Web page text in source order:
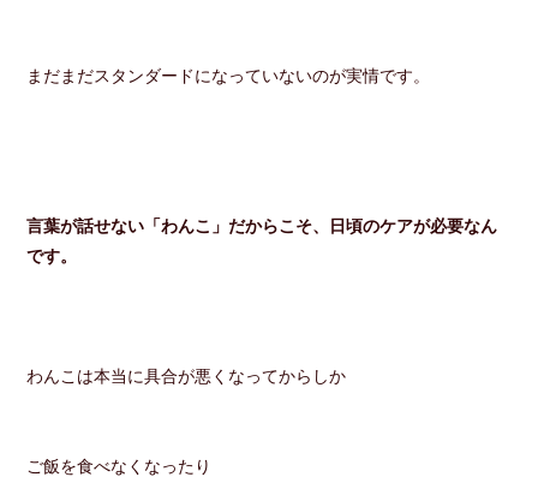
まだまだスタンダードになっていないのが実情です。
言葉が話せない「わんこ」だからこそ、日頃のケアが必要なん
です。
わんこは本当に具合が悪くなってからしか
ご飯を食べなくなったり